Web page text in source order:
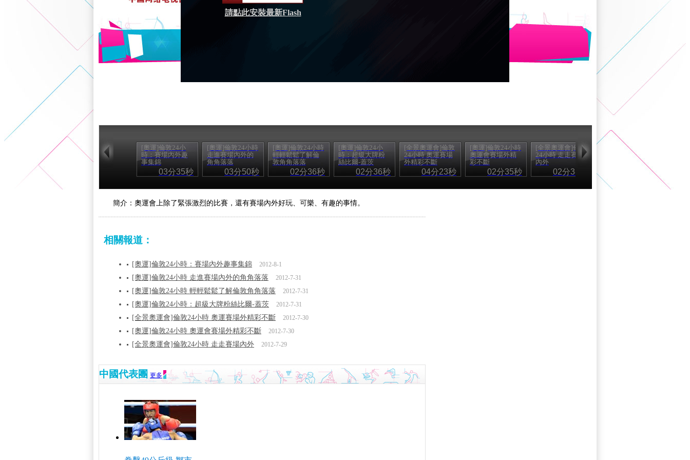
請點此安裝最新Flash
[奧運]倫敦24小
時：賽場內外趣
事集錦
03分35秒
[奧運]倫敦24小時
走進賽場內外的
角角落落
03分50秒
[奧運]倫敦24小時
輕輕鬆鬆了解倫
敦角角落落
02分36秒
[奧運]倫敦24小
時：超級大牌粉
絲比爾-蓋茨
02分36秒
[全景奧運會]倫敦
24小時 奧運賽場
外精彩不斷
04分23秒
[奧運]倫敦24小時
奧運會賽場外精
彩不斷
02分35秒
[全景奧運會]倫敦
24小時 走走賽場
內外
02分38秒
簡介：奧運會上除了緊張激烈的比賽，還有賽場內外好玩、可樂、有趣的事情。
相關報道：
[奧運]倫敦24小時：賽場內外趣事集錦 2012-8-1
[奧運]倫敦24小時 走進賽場內外的角角落落 2012-7-31
[奧運]倫敦24小時 輕輕鬆鬆了解倫敦角角落落 2012-7-31
[奧運]倫敦24小時：超級大牌粉絲比爾-蓋茨 2012-7-31
[全景奧運會]倫敦24小時 奧運賽場外精彩不斷 2012-7-30
[奧運]倫敦24小時 奧運會賽場外精彩不斷 2012-7-30
[全景奧運會]倫敦24小時 走走賽場內外 2012-7-29
中國代表團 更多